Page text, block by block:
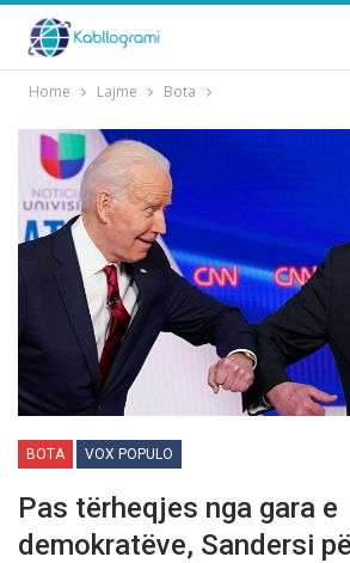
Home Lajme Bota
BOTA VOX POPULO
Pas tërheqjes nga gara e
demokratëve, Sandersi